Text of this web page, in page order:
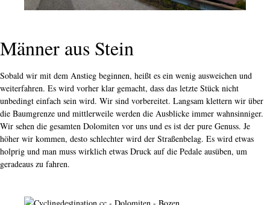
Männer aus Stein
Sobald wir mit dem Anstieg beginnen, heißt es ein wenig ausweichen und
weiterfahren. Es wird vorher klar gemacht, dass das letzte Stück nicht
unbedingt einfach sein wird. Wir sind vorbereitet. Langsam klettern wir über
die Baumgrenze und mittlerweile werden die Ausblicke immer wahnsinniger.
Wir sehen die gesamten Dolomiten vor uns und es ist der pure Genuss. Je
höher wir kommen, desto schlechter wird der Straßenbelag. Es wird etwas
holprig und man muss wirklich etwas Druck auf die Pedale ausüben, um
geradeaus zu fahren.